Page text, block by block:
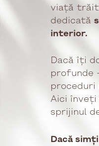
viață
dedicată
interior.
Dacă îți
profunde
proceduri
Aici înveți
sprijinul
Dacă